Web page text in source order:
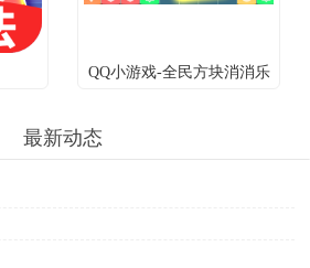
QQ小游戏-全民方块消消乐
最新动态